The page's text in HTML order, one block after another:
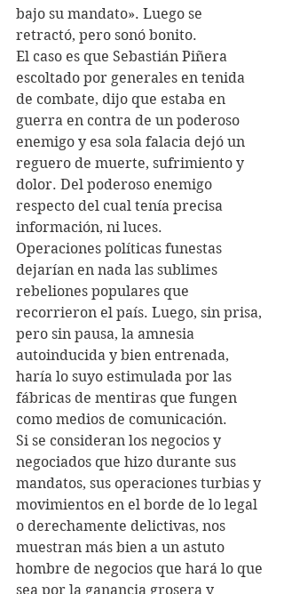
bajo su mandato». Luego se
retractó, pero sonó bonito.
El caso es que Sebastián Piñera
escoltado por generales en tenida
de combate, dijo que estaba en
guerra en contra de un poderoso
enemigo y esa sola falacia dejó un
reguero de muerte, sufrimiento y
dolor. Del poderoso enemigo
respecto del cual tenía precisa
información, ni luces.
Operaciones políticas funestas
dejarían en nada las sublimes
rebeliones populares que
recorrieron el país. Luego, sin prisa,
pero sin pausa, la amnesia
autoinducida y bien entrenada,
haría lo suyo estimulada por las
fábricas de mentiras que fungen
como medios de comunicación.
Si se consideran los negocios y
negociados que hizo durante sus
mandatos, sus operaciones turbias y
movimientos en el borde de lo legal
o derechamente delictivas, nos
muestran más bien a un astuto
hombre de negocios que hará lo que
sea por la ganancia grosera y